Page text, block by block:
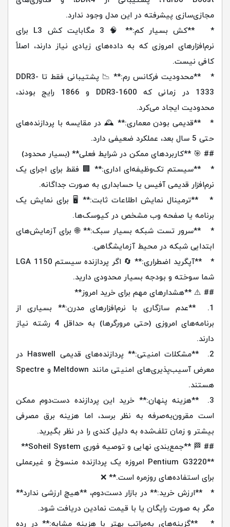
مجازی‌سازی پیشرفته در این مدل وجود ندارد.
* **کش بسیار کم:** 🧠 3 مگابایت کش L3 برای
نرم‌افزارهای امروزی که به داده‌های زیادی نیاز دارند، اصلاً
کافی نیست.
* **محدودیت فرکانس رم:** 📉 پشتیبانی فقط تا DDR3-
1333 در زمانی که DDR3-1600 و 1866 رایج بودند،
محدودیت ایجاد می‌کرد.
* **قدیمی بودن معماری:** 🕰️ در مقایسه با پردازنده‌های
حتی 5 سال بعد، عملکرد ضعیفی دارد.
## 🎯 **کاربردهای ممکن در شرایط فعلی** (بسیار محدود)
* **سیستم تک‌وظیفه‌ای اداری:** 🏢 فقط برای اجرای یک
نرم‌افزار قدیمی آفیس یا حسابداری به صورت جداگانه.
* **ترمینال نمایش اطلاعات ثابت:** 🖥️ برای نمایش یک
برنامه یا صفحه وب مشخص در کیوسک‌ها.
* **سرور تست شبکه بسیار سبک:** 🌐 برای آزمایش‌های
ابتدایی شبکه در محیط آزمایشگاهی.
* **آپگرید اضطراری:** 🔄 اگر پردازنده سیستم LGA 1150
شما سوخته و بودجه بسیار محدودی دارید.
## ⚠️ **هشدارهای مهم برای خرید امروز**
1. **عدم سازگاری با نرم‌افزارهای مدرن:** بسیاری از
برنامه‌های امروزی (حتی مرورگرها) به حداقل 4 رشته نیاز
دارند.
2. **مشکلات امنیتی:** پردازنده‌های قدیمی Haswell در
معرض آسیب‌پذیری‌های امنیتی مانند Meltdown و Spectre
هستند.
3. **هزینه پنهان:** خرید این پردازنده دست‌دوم ممکن
است مقرون‌به‌صرفه به نظر برسد، اما هزینه برق مصرفی
بیشتر و زمان تلف‌شده به دلیل کندی را در نظر بگیرید.
## 🏁 **جمع‌بندی نهایی و توصیه فوری Soheil System**
**Pentium G3220 امروزه یک پردازنده منسوخ و غیرعملی
برای استفاده‌های روزمره است.** ❌
* **ارزش خرید:** در بازار دست‌دوم، **هیچ ارزشی ندارد**
مگر به صورت رایگان یا با قیمت نمادین دریافت شود.
* **گزینه‌های به‌مراتب بهتر با هزینه مشابه:** در رده